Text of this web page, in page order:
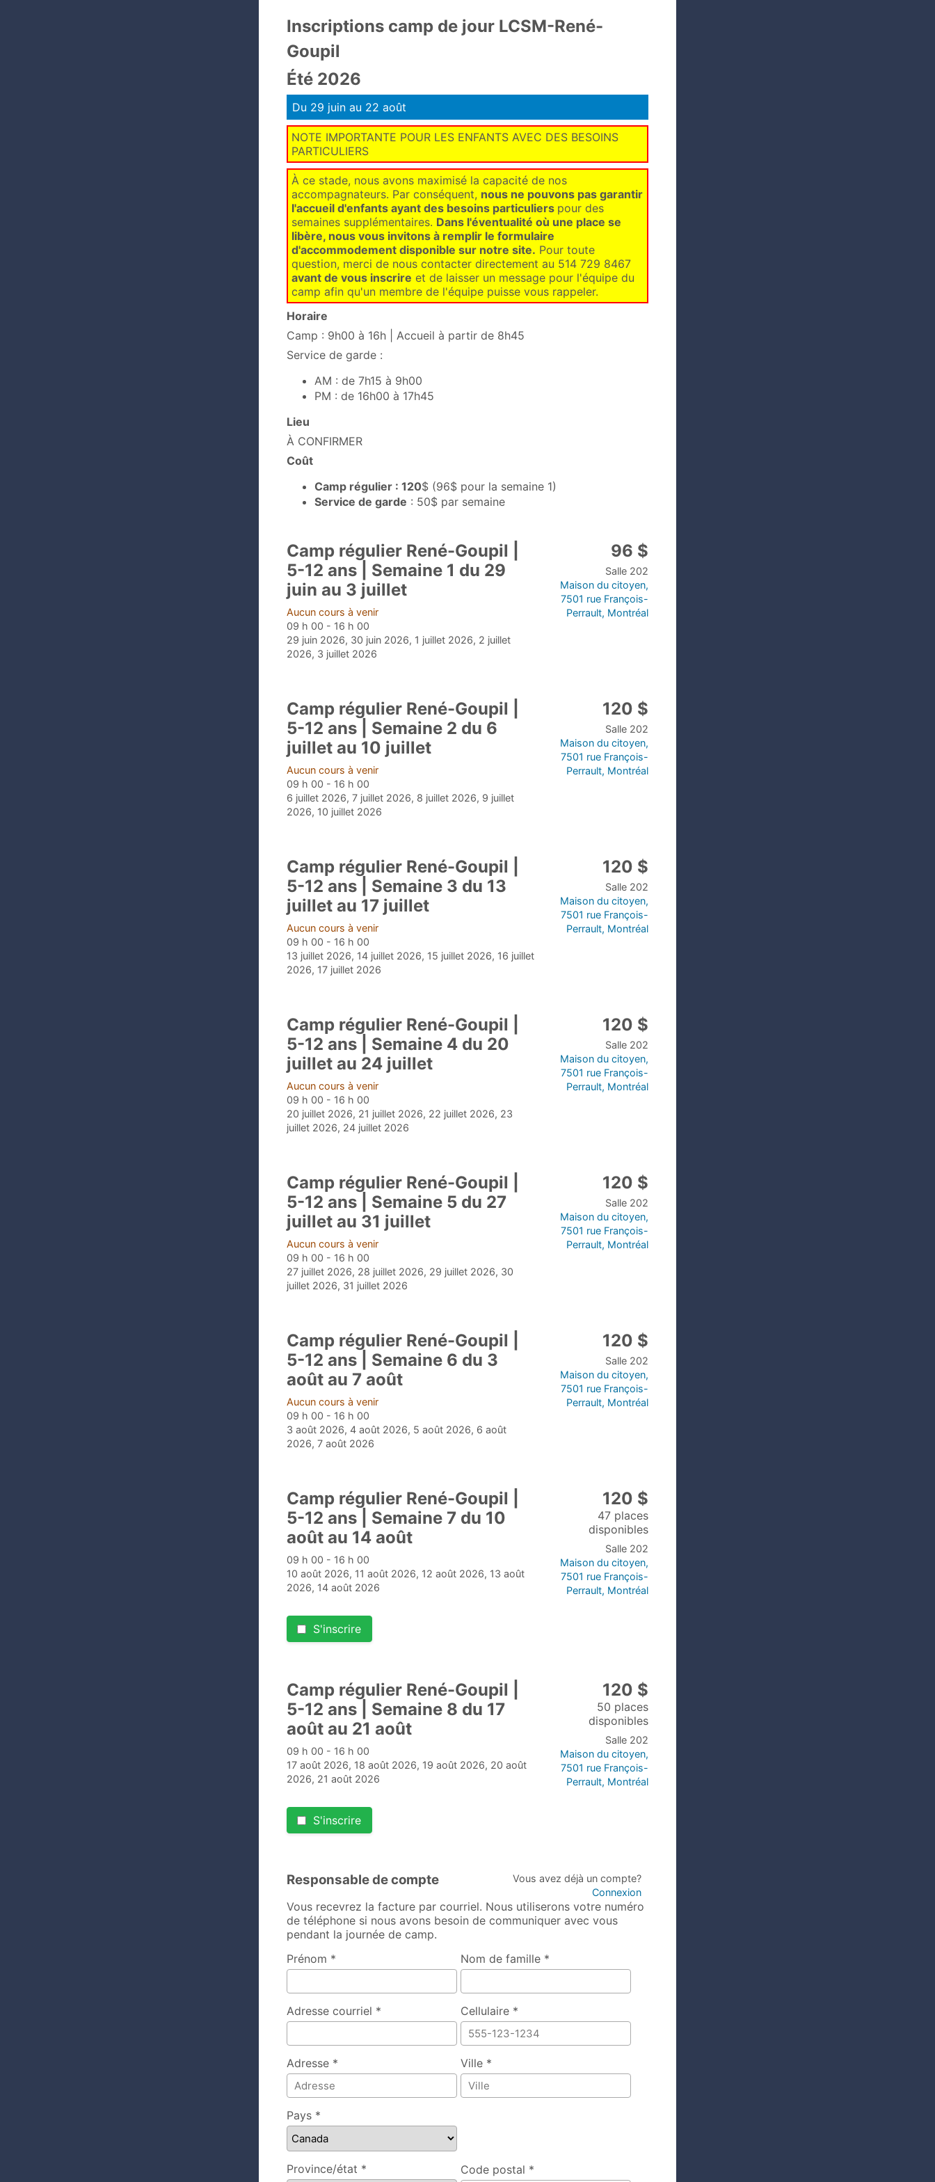
Inscriptions camp de jour LCSM-René-
Goupil
Été 2026
Du 29 juin au 22 août
NOTE IMPORTANTE POUR LES ENFANTS AVEC DES BESOINS
PARTICULIERS
À ce stade, nous avons maximisé la capacité de nos
accompagnateurs. Par conséquent, nous ne pouvons pas garantir
l'accueil d'enfants ayant des besoins particuliers pour des
semaines supplémentaires. Dans l'éventualité où une place se
libère, nous vous invitons à remplir le formulaire
d'accommodement disponible sur notre site. Pour toute
question, merci de nous contacter directement au 514 729 8467
avant de vous inscrire et de laisser un message pour l'équipe du
camp afin qu'un membre de l'équipe puisse vous rappeler.
Horaire
Camp : 9h00 à 16h | Accueil à partir de 8h45
Service de garde :
AM : de 7h15 à 9h00
PM : de 16h00 à 17h45
Lieu
À CONFIRMER
Coût
Camp régulier : 120$ (96$ pour la semaine 1)
Service de garde : 50$ par semaine
Camp régulier René-Goupil |
5-12 ans | Semaine 1 du 29
juin au 3 juillet
Aucun cours à venir
09 h 00 - 16 h 00
29 juin 2026, 30 juin 2026, 1 juillet 2026, 2 juillet
2026, 3 juillet 2026
96 $
Salle 202
Maison du citoyen,
7501 rue François-
Perrault, Montréal
Camp régulier René-Goupil |
5-12 ans | Semaine 2 du 6
juillet au 10 juillet
Aucun cours à venir
09 h 00 - 16 h 00
6 juillet 2026, 7 juillet 2026, 8 juillet 2026, 9 juillet
2026, 10 juillet 2026
120 $
Salle 202
Maison du citoyen,
7501 rue François-
Perrault, Montréal
Camp régulier René-Goupil |
5-12 ans | Semaine 3 du 13
juillet au 17 juillet
Aucun cours à venir
09 h 00 - 16 h 00
13 juillet 2026, 14 juillet 2026, 15 juillet 2026, 16 juillet
2026, 17 juillet 2026
120 $
Salle 202
Maison du citoyen,
7501 rue François-
Perrault, Montréal
Camp régulier René-Goupil |
5-12 ans | Semaine 4 du 20
juillet au 24 juillet
Aucun cours à venir
09 h 00 - 16 h 00
20 juillet 2026, 21 juillet 2026, 22 juillet 2026, 23
juillet 2026, 24 juillet 2026
120 $
Salle 202
Maison du citoyen,
7501 rue François-
Perrault, Montréal
Camp régulier René-Goupil |
5-12 ans | Semaine 5 du 27
juillet au 31 juillet
Aucun cours à venir
09 h 00 - 16 h 00
27 juillet 2026, 28 juillet 2026, 29 juillet 2026, 30
juillet 2026, 31 juillet 2026
120 $
Salle 202
Maison du citoyen,
7501 rue François-
Perrault, Montréal
Camp régulier René-Goupil |
5-12 ans | Semaine 6 du 3
août au 7 août
Aucun cours à venir
09 h 00 - 16 h 00
3 août 2026, 4 août 2026, 5 août 2026, 6 août
2026, 7 août 2026
120 $
Salle 202
Maison du citoyen,
7501 rue François-
Perrault, Montréal
Camp régulier René-Goupil |
5-12 ans | Semaine 7 du 10
août au 14 août
09 h 00 - 16 h 00
10 août 2026, 11 août 2026, 12 août 2026, 13 août
2026, 14 août 2026
120 $
47 places
disponibles
Salle 202
Maison du citoyen,
7501 rue François-
Perrault, Montréal
S'inscrire
Camp régulier René-Goupil |
5-12 ans | Semaine 8 du 17
août au 21 août
09 h 00 - 16 h 00
17 août 2026, 18 août 2026, 19 août 2026, 20 août
2026, 21 août 2026
120 $
50 places
disponibles
Salle 202
Maison du citoyen,
7501 rue François-
Perrault, Montréal
S'inscrire
Responsable de compte
Vous avez déjà un compte?
Connexion
Vous recevrez la facture par courriel. Nous utiliserons votre numéro
de téléphone si nous avons besoin de communiquer avec vous
pendant la journée de camp.
Prénom *
Nom de famille *
Adresse courriel * Cellulaire *
Adresse * Ville *
Pays *
Province/état * Code postal *